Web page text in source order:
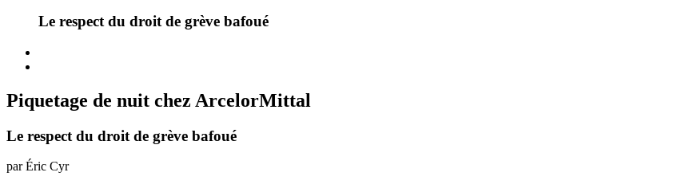
Le respect du droit de grève bafoué
Piquetage de nuit chez ArcelorMittal
Le respect du droit de grève bafoué
par Éric Cyr